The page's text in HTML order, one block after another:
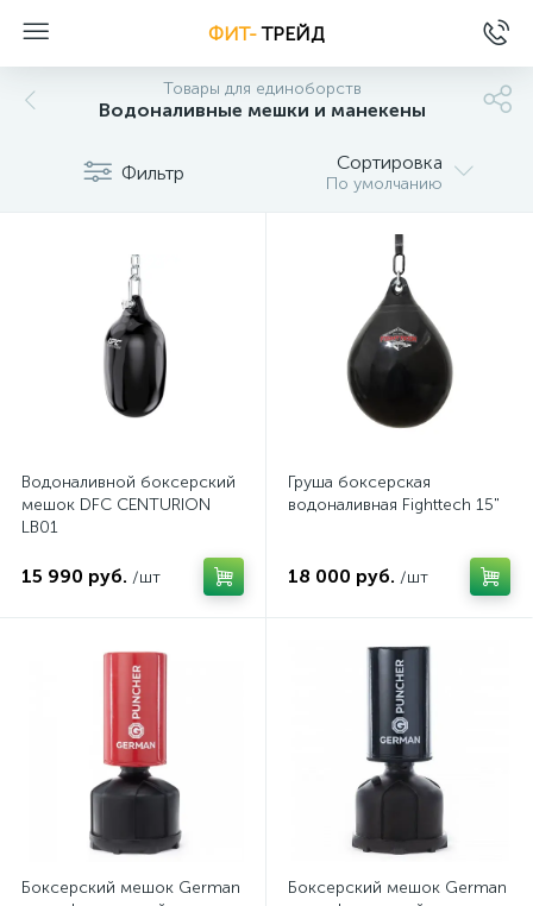
ФИТ-ТРЕЙД
Товары для единоборств
Водоналивные мешки и манекены
Фильтр Сортировка
По умолчанию
Водоналивной боксерский
мешок DFC CENTURION
LB01
15 990 руб. /шт
Груша боксерская
водоналивная Fighttech 15"
18 000 руб. /шт
Боксерский мешок German
Боксерский мешок German